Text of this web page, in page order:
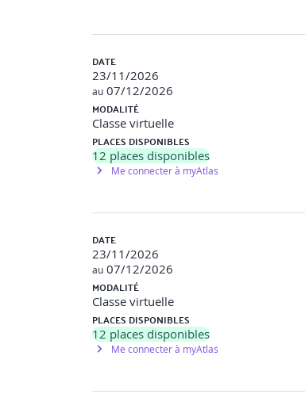
DATE
23/11/2026
au 07/12/2026
MODALITÉ
Classe virtuelle
PLACES DISPONIBLES
12 places disponibles
Me connecter à myAtlas
DATE
23/11/2026
au 07/12/2026
MODALITÉ
Classe virtuelle
PLACES DISPONIBLES
12 places disponibles
Me connecter à myAtlas